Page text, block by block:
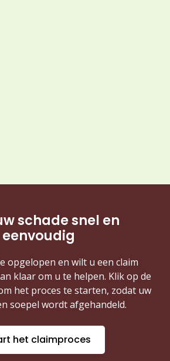
schade snel en
eenvoudig
opgelopen en wilt u een claim
klaar om u te helpen. Klik op de
het proces te starten, zodat uw
soepel wordt afgehandeld.
het claimproces